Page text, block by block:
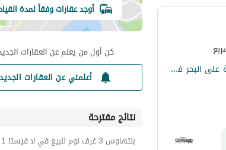
للبيع بنتهاوس برووف صف رابع باطلاله بانورامية على البحر في لا فيستا 1 ، العين السخنة
أوجد عقارات وفقاً لمدة
كن أول من يعلم عن العقارات
أعلمني عن العقارات
نتائج مقترحة
بنتهاوس 3 غرف نوم للبيع في لا فيستا 1